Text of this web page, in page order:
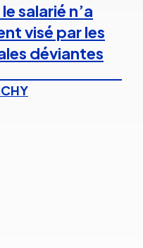
salarié n’a
visé par les
déviantes